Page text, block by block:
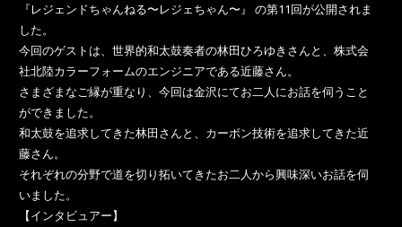
『レジェンドちゃんねる〜レジェちゃん〜』 の第11回が公開されま
した。
今回のゲストは、世界的和太鼓奏者の林田ひろゆきさんと、株式会
社北陸カラーフォームのエンジニアである近藤さん。
さまざまなご縁が重なり、今回は金沢にてお二人にお話を伺うこと
ができました。
和太鼓を追求してきた林田さんと、カーボン技術を追求してきた近
藤さん。
それぞれの分野で道を切り拓いてきたお二人から興味深いお話を伺
いました。
【インタビュアー】